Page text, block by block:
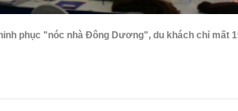
phục "nóc nhà Đông Dương", du khách chỉ mất